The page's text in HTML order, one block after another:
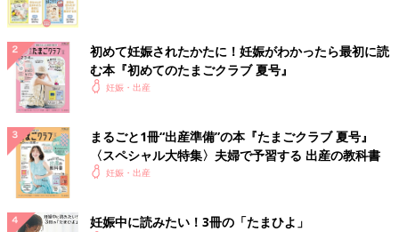
初めて妊娠されたかたに！妊娠がわかったら最初に読
む本『初めてのたまごクラブ 夏号』
妊娠・出産
まるごと1冊“出産準備”の本『たまごクラブ 夏号』
〈スペシャル大特集〉夫婦で予習する 出産の教科書
妊娠・出産
妊娠中に読みたい！3冊の「たまひよ」